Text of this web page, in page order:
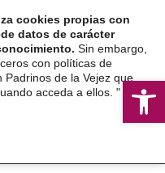
cookies propias con
datos de carácter
Sin embargo,
con políticas de
Padrinos de la Vejez que
acceda a ellos. "
Más